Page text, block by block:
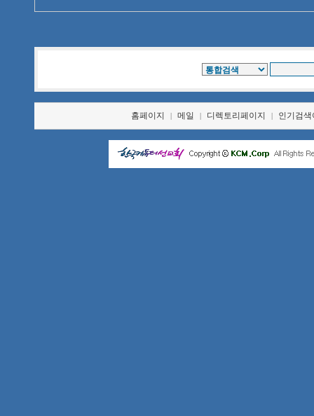
홈페이지 | 메일 | 디렉토리페이지 | 인기검색